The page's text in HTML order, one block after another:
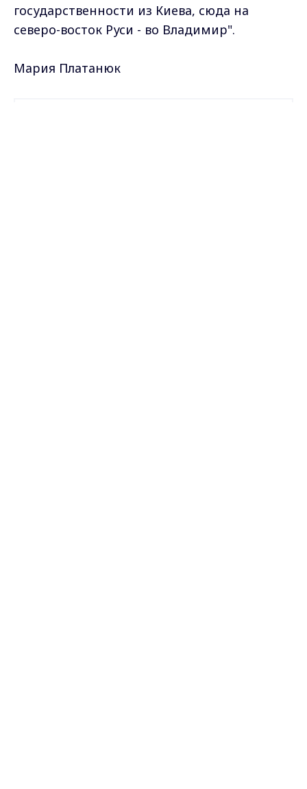
государственности из Киева, сюда на
северо-восток Руси - во Владимир".
Мария Платанюк